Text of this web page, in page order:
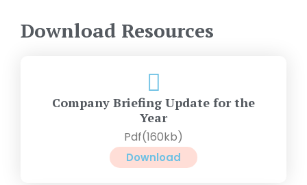
Download Resources
Company Briefing Update for the
Year
Pdf(160kb)
Download